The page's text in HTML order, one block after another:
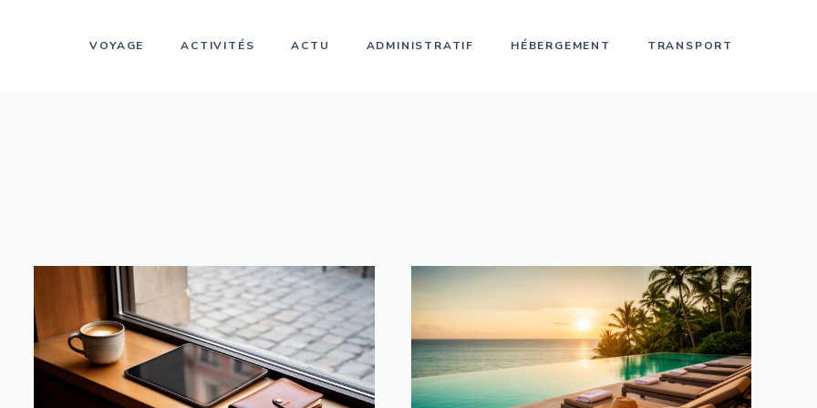
VOYAGE ACTIVITÉS ACTU ADMINISTRATIF HÉBERGEMENT TRANSPORT